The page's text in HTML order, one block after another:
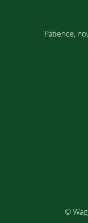
Patience,
©